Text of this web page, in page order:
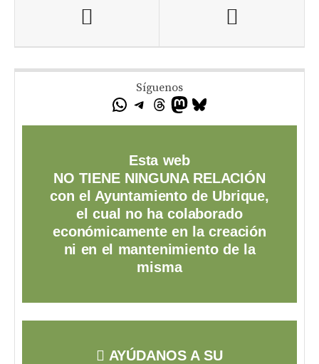
Síguenos
Esta web
NO TIENE NINGUNA RELACIÓN
con el Ayuntamiento de Ubrique,
el cual no ha colaborado
económicamente en la creación
ni en el mantenimiento de la
misma
AYÚDANOS A SU